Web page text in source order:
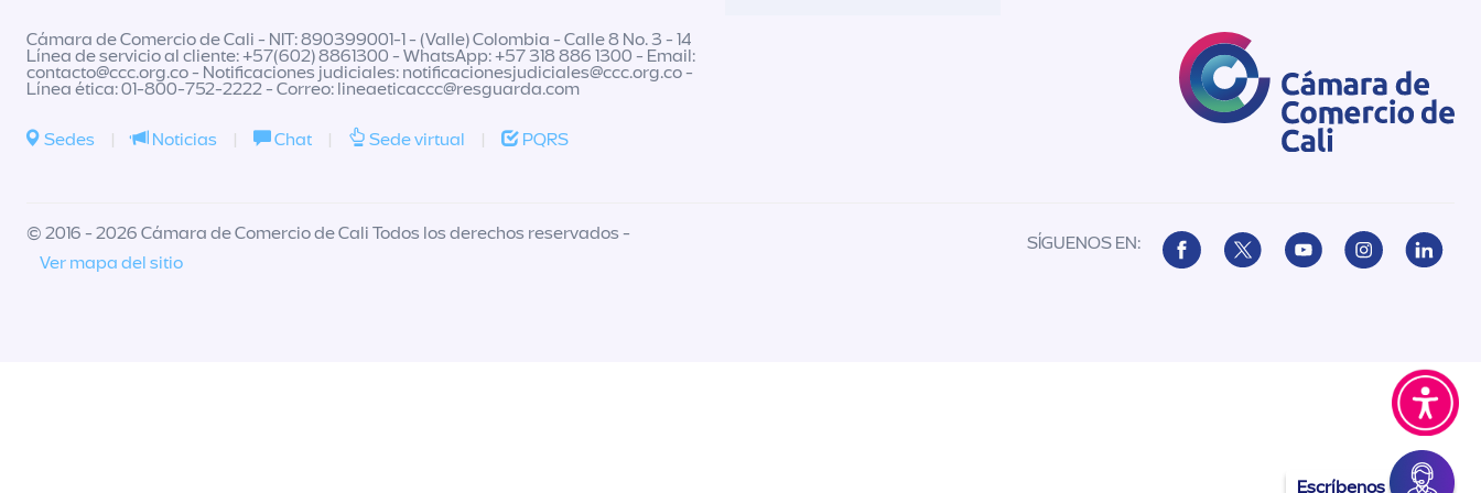
Escríbenos
Cámara de Comercio de Cali - NIT: 890399001-1 - (Valle) Colombia - Calle 8 No. 3 - 14
Línea de servicio al cliente: +57(602) 8861300 - WhatsApp: +57 318 886 1300 - Email:
contacto@ccc.org.co- Notificaciones judiciales: notificacionesjudiciales@ccc.org.co-
Línea ética: 01-800-752-2222 - Correo: lineaeticaccc@resguarda.com
Sedes | Noticias | Chat | Sede virtual | PQRS
© 2016 - 2026 Cámara de Comercio de Cali Todos los derechos reservados -
Ver mapa del sitio
SÍGUENOS EN: